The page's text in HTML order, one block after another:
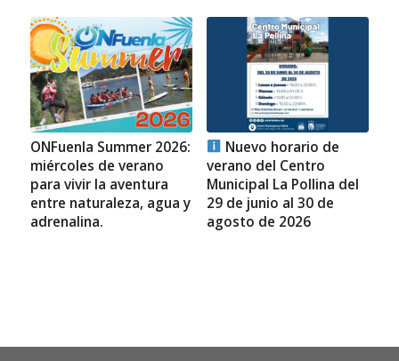
ONFuenla Summer 2026:
miércoles de verano
para vivir la aventura
entre naturaleza, agua y
adrenalina.
Nuevo horario de
verano del Centro
Municipal La Pollina del
29 de junio al 30 de
agosto de 2026